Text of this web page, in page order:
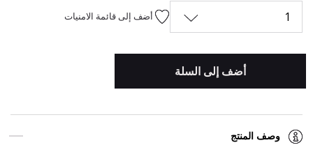
1 أضف إلى قائمة الامنيات
أضف إلى السلة
وصف المنتج